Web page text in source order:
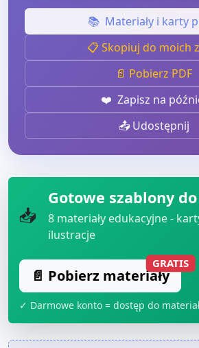
📚 Materiały i karty
📋 Skopiuj do moich
📄 Pobierz PDF
❤️ Zapisz na
📤 Udostępnij
📥
Gotowe szablony
8 materiały edukacyjne -
ilustracje
📄 Pobierz materiały
GRATIS
✓ Darmowe konto = dostęp do